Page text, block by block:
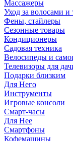
Массажеры
Уход за волосами и
Фены, стайлеры
Сезонные товары
Кондиционеры
Садовая техника
Велосипеды и
Телевизоры для
Подарки близким
Для Него
Инструменты
Игровые консоли
Смарт-часы
Для Нее
Смартфоны
Кофемашины